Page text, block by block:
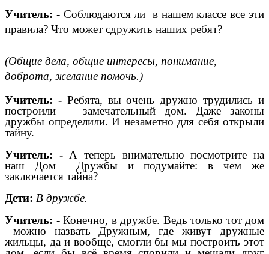
Учитель: - Соблюдаются ли в нашем классе все эти
правила? Что может сдружить наших ребят?
(Общие дела, общие интересы, понимание,
доброта, желание помочь.)
Учитель: - Ребята, вы очень дружно трудились и
построили замечательный дом. Даже законы
дружбы определили. И незаметно для себя открыли
тайну.
Учитель: - А теперь внимательно посмотрите на
наш Дом Дружбы и подумайте: в чем же
заключается тайна?
Дети: В дружбе.
Учитель: - Конечно, в дружбе. Ведь только тот дом
можно назвать Дружным, где живут дружные
жильцы, да и вообще, смогли бы мы построить этот